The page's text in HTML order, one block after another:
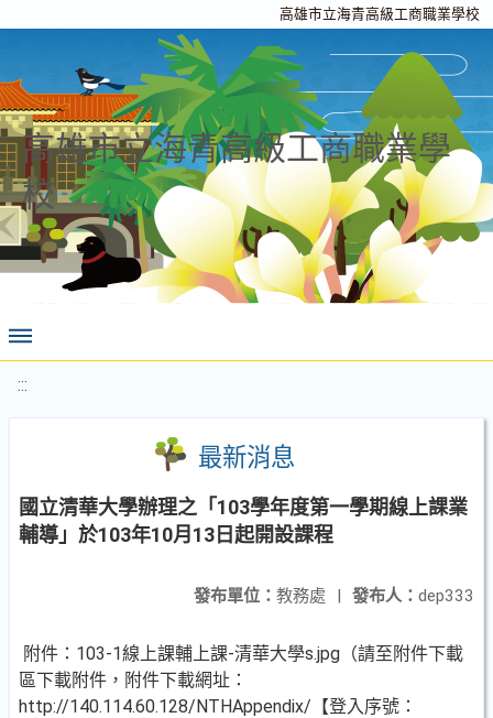
高雄市立海青高級工商職業學校
高雄市立海青高級工商職業學
校
:::
最新消息
國立清華大學辦理之「103學年度第一學期線上課業
輔導」於103年10月13日起開設課程
發布人： dep333
發布單位： 教務處 |
附件：103-1線上課輔上課-清華大學s.jpg（請至附件下載
區下載附件，附件下載網址：
http://140.114.60.128/NTHAppendix/【登入序號：